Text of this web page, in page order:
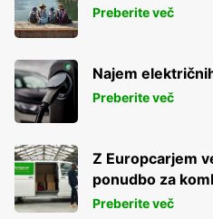
Preberite več
Najem
Preberite več
Z Europcarjem
ponudbo za
Preberite več